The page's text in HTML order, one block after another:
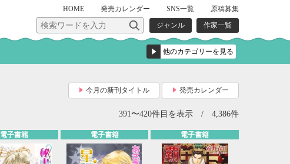
HOME 発売カレンダー SNS一覧
原稿募集
ジャンル
作家一覧
今月の新刊タイトル 発売カレンダー
391〜420件目を表示 / 4,386件
電子書籍 電子書籍 電子書籍